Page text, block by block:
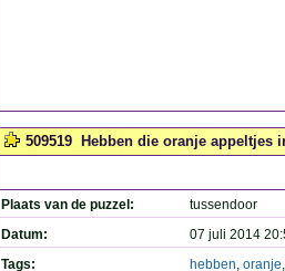
509519 Hebben die oranje appeltjes
Plaats van de puzzel:
tussendoor
Datum:
07 juli 2014
Tags:
hebben, oranje